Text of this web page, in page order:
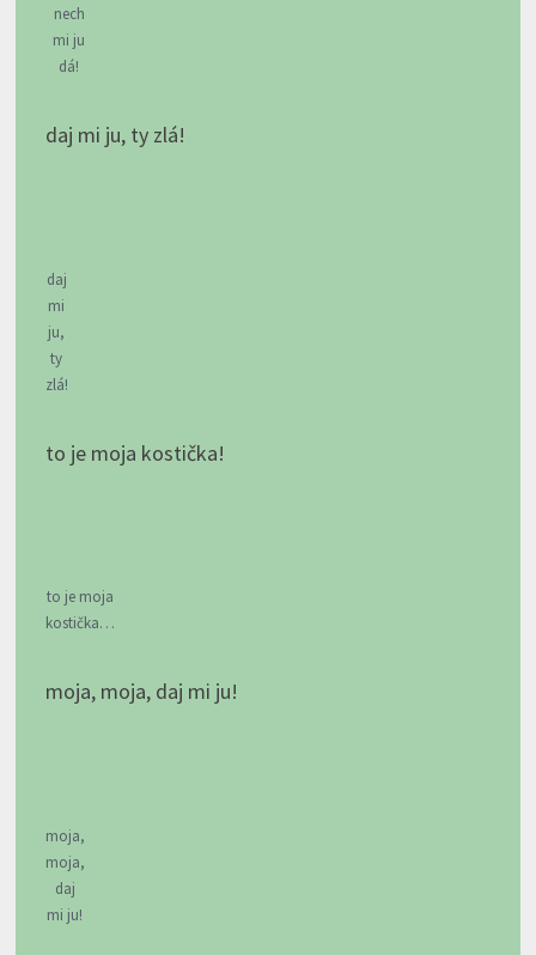
nech
mi ju
dá!
daj mi ju, ty zlá!
daj
mi
ju,
ty
zlá!
to je moja kostička!
to je moja
kostička…
moja, moja, daj mi ju!
moja,
moja,
daj
mi ju!